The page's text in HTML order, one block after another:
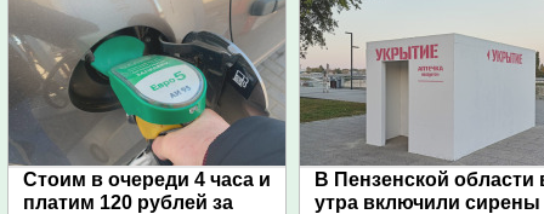
Стоим в очереди 4 часа и
платим 120 рублей за
В Пензенской области
утра включили сирены